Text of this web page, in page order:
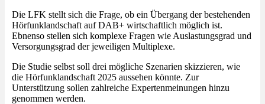
Die LFK stellt sich die Frage, ob ein Übergang der bestehenden
Hörfunklandschaft auf DAB+ wirtschaftlich möglich ist.
Ebnenso stellen sich komplexe Fragen wie Auslastungsgrad und
Versorgungsgrad der jeweiligen Multiplexe.
Die Studie selbst soll drei mögliche Szenarien skizzieren, wie
die Hörfunklandschaft 2025 aussehen könnte. Zur
Unterstützung sollen zahlreiche Expertenmeinungen hinzu
genommen werden.